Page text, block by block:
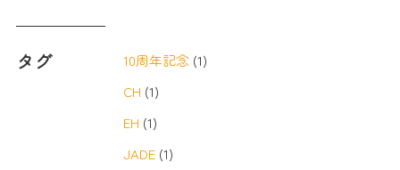
タグ 10周年記念 (1)
CH (1)
EH (1)
JADE (1)